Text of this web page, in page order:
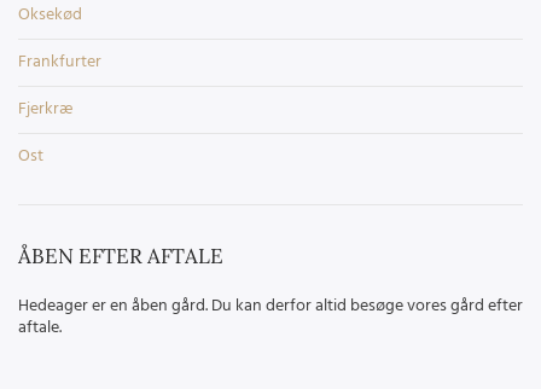
Oksekød
Frankfurter
Fjerkræ
Ost
ÅBEN EFTER AFTALE
Hedeager er en åben gård. Du kan derfor altid besøge vores gård efter
aftale.